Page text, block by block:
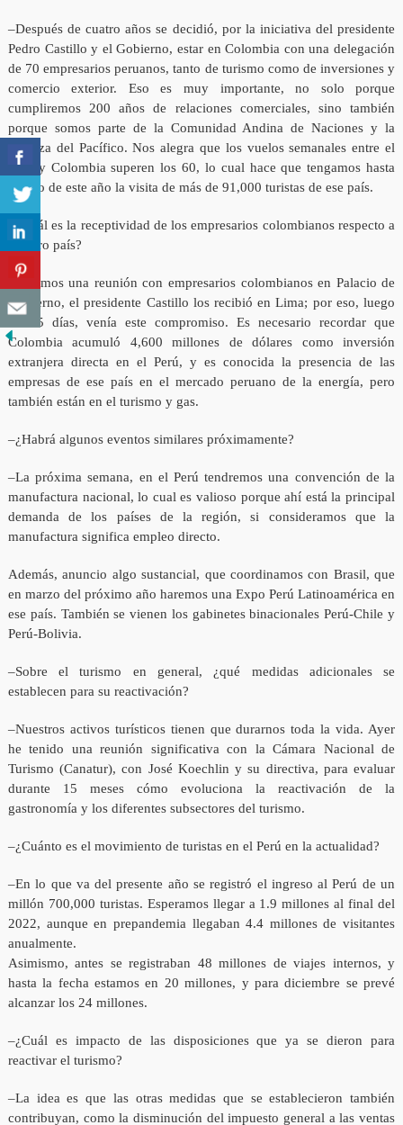
–Después de cuatro años se decidió, por la iniciativa del presidente
Pedro Castillo y el Gobierno, estar en Colombia con una delegación
de 70 empresarios peruanos, tanto de turismo como de inversiones y
comercio exterior. Eso es muy importante, no solo porque
cumpliremos 200 años de relaciones comerciales, sino también
porque somos parte de la Comunidad Andina de Naciones y la
Alianza del Pacífico. Nos alegra que los vuelos semanales entre el
Perú y Colombia superen los 60, lo cual hace que tengamos hasta
agosto de este año la visita de más de 91,000 turistas de ese país.
–¿Cuál es la receptividad de los empresarios colombianos respecto a
nuestro país?
–Tuvimos una reunión con empresarios colombianos en Palacio de
Gobierno, el presidente Castillo los recibió en Lima; por eso, luego
de 45 días, venía este compromiso. Es necesario recordar que
Colombia acumuló 4,600 millones de dólares como inversión
extranjera directa en el Perú, y es conocida la presencia de las
empresas de ese país en el mercado peruano de la energía, pero
también están en el turismo y gas.
–¿Habrá algunos eventos similares próximamente?
–La próxima semana, en el Perú tendremos una convención de la
manufactura nacional, lo cual es valioso porque ahí está la principal
demanda de los países de la región, si consideramos que la
manufactura significa empleo directo.
Además, anuncio algo sustancial, que coordinamos con Brasil, que
en marzo del próximo año haremos una Expo Perú Latinoamérica en
ese país. También se vienen los gabinetes binacionales Perú-Chile y
Perú-Bolivia.
–Sobre el turismo en general, ¿qué medidas adicionales se
establecen para su reactivación?
–Nuestros activos turísticos tienen que durarnos toda la vida. Ayer
he tenido una reunión significativa con la Cámara Nacional de
Turismo (Canatur), con José Koechlin y su directiva, para evaluar
durante 15 meses cómo evoluciona la reactivación de la
gastronomía y los diferentes subsectores del turismo.
–¿Cuánto es el movimiento de turistas en el Perú en la actualidad?
–En lo que va del presente año se registró el ingreso al Perú de un
millón 700,000 turistas. Esperamos llegar a 1.9 millones al final del
2022, aunque en prepandemia llegaban 4.4 millones de visitantes
anualmente.
Asimismo, antes se registraban 48 millones de viajes internos, y
hasta la fecha estamos en 20 millones, y para diciembre se prevé
alcanzar los 24 millones.
–¿Cuál es impacto de las disposiciones que ya se dieron para
reactivar el turismo?
–La idea es que las otras medidas que se establecieron también
contribuyan, como la disminución del impuesto general a las ventas